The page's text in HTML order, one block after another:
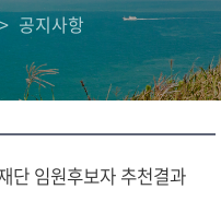
공지사항
단 임원후보자 추천결과